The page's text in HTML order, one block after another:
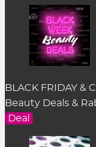
der Rabatt-
zeigen“. Es
Einfach auf
Im Warenkorb
kann der
eingefügt
BLACK FRIDAY &
Beauty Deals &
Deal